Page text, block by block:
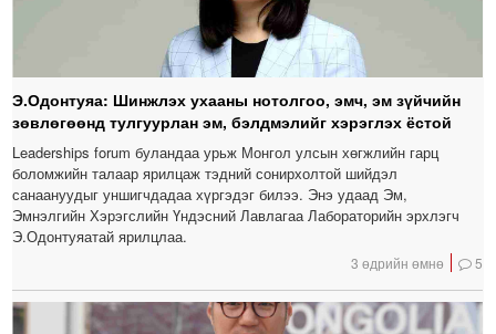
Э.Одонтуяа: Шинжлэх ухааны нотолгоо, эмч, эм зүйчийн
зөвлөгөөнд тулгуурлан эм, бэлдмэлийг хэрэглэх ёстой
Leaderships forum буландаа урьж Монгол улсын хөгжлийн гарц
боломжийн талаар ярилцаж тэдний сонирхолтой шийдэл
санаануудыг уншигчдадаа хүргэдэг билээ. Энэ удаад Эм,
Эмнэлгийн Хэрэгслийн Үндэсний Лавлагаа Лабораторийн эрхлэгч
Э.Одонтуяатай ярилцлаа.
3 өдрийн өмнө 5